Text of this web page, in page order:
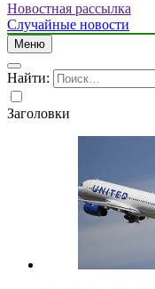
Новостная рассылка
Случайные новости
Меню
Найти:
Заголовки